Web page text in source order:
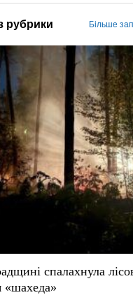
рубрики Більше
спалахнула
«шахеда»